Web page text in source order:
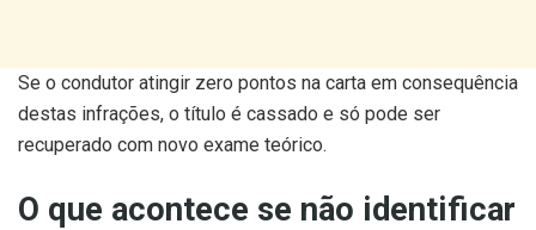
Se o condutor atingir zero pontos na carta em consequência
destas infrações, o título é cassado e só pode ser
recuperado com novo exame teórico.
O que acontece se não identificar